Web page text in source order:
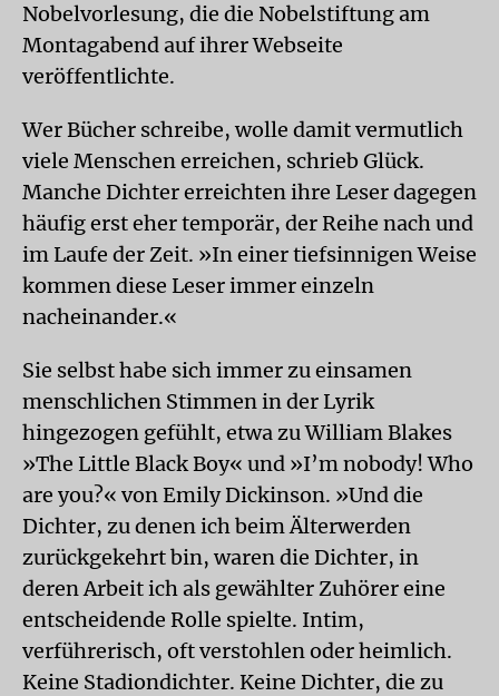
Nobelvorlesung, die die Nobelstiftung am
Montagabend auf ihrer Webseite
veröffentlichte.
Wer Bücher schreibe, wolle damit vermutlich
viele Menschen erreichen, schrieb Glück.
Manche Dichter erreichten ihre Leser dagegen
häufig erst eher temporär, der Reihe nach und
im Laufe der Zeit. »In einer tiefsinnigen Weise
kommen diese Leser immer einzeln
nacheinander.«
Sie selbst habe sich immer zu einsamen
menschlichen Stimmen in der Lyrik
hingezogen gefühlt, etwa zu William Blakes
»The Little Black Boy« und »I’m nobody! Who
are you?« von Emily Dickinson. »Und die
Dichter, zu denen ich beim Älterwerden
zurückgekehrt bin, waren die Dichter, in
deren Arbeit ich als gewählter Zuhörer eine
entscheidende Rolle spielte. Intim,
verführerisch, oft verstohlen oder heimlich.
Keine Stadiondichter. Keine Dichter, die zu